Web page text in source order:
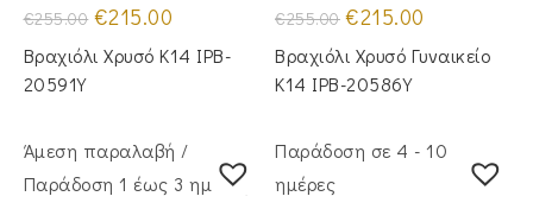
€255.00 Original
price
was:
€255.00.
€215.00
τιμή
είναι:
Βραχιόλι Χρυσό Κ14 IPB-
20591Y
€255.00 Original
price
was:
€255.00.
€215.00
είναι:
Βραχιόλι Χρυσό Γυναικείο
Κ14 IPB-20586Y
Άμεση παραλαβή /
Παράδoση 1 έως 3 ημέρες
Παράδοση σε 4 - 10
ημέρες